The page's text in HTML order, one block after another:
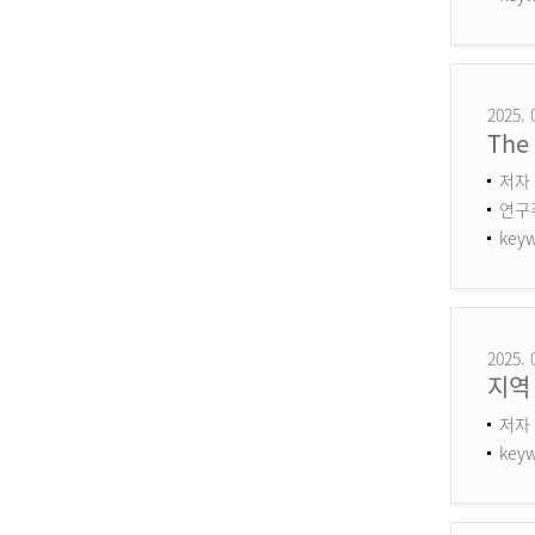
2025.
저
연
2025.
지
저